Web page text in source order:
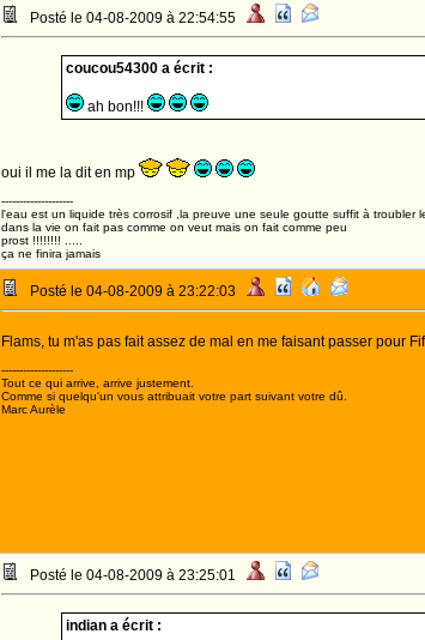
Posté le 04-08-2009 à 22:54:55
coucou54300 a écrit :
ah bon!!!
oui il me la dit en mp
--------------------
l'eau est un liquide très corrosif ,la preuve une seule goutte suffit à troubler
dans la vie on fait pas comme on veut mais on fait comme peu
prost !!!!!!!! .....
ça ne finira jamais
Posté le 04-08-2009 à 23:22:03
Flams, tu m'as pas fait assez de mal en me faisant passer pour
--------------------
Tout ce qui arrive, arrive justement.
Comme si quelqu'un vous attribuait votre part suivant votre dû.
Marc Aurèle
Posté le 04-08-2009 à 23:25:01
indian a écrit :